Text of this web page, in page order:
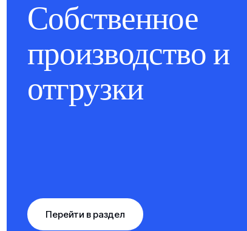
Собственное
производство и
отгрузки
Перейти в раздел